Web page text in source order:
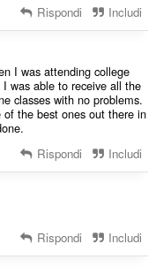
Rispondi Includi
I was attending college
was able to receive all the
classes with no problems.
the best ones out there in
Rispondi Includi
Rispondi Includi